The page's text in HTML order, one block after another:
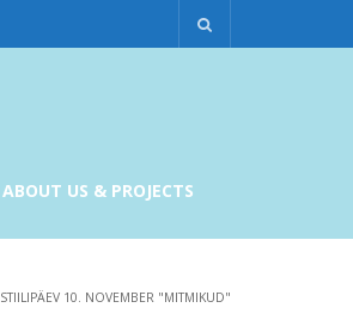
ABOUT US & PROJECTS
STIILIPÄEV 10. NOVEMBER "MITMIKUD"